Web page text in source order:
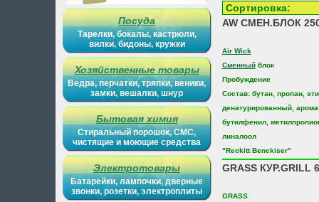
Посуда
Тарелки, бокалы, кастрюли,
вилки, бидоны, кружки
Хозяйственные товары
Ведра, перчатки, тряпки, веники,
замки, вешалки, шнур
Бытовая химия
Стиральный порошок, СМС,
чистящие и моющие средства
Электротовары
Батарейки, лампочки, дверные
звонки, розетки, электроплиты
AW СМЕН.БЛОК
Air Wick
Сменныйблок
Пробуждение
Состав: бутан, пропан,
денатурированный,
бутилфенил,
линалоол
"Reckitt Benckiser"
GRASS КУР.GRILL
GRASS